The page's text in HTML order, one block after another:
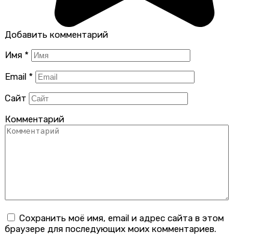
Добавить комментарий
Имя *
Email *
Сайт
Комментарий
Сохранить моё имя, email и адрес сайта в этом
браузере для последующих моих комментариев.